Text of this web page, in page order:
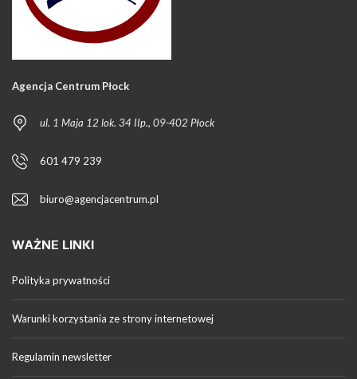
Agencja Centrum Płock
ul. 1 Maja 12 lok. 34 IIp., 09-402 Płock
601 479 239
biuro@agencjacentrum.pl
WAŻNE LINKI
Polityka prywatności
Warunki korzystania ze strony internetowej
Regulamin newsletter